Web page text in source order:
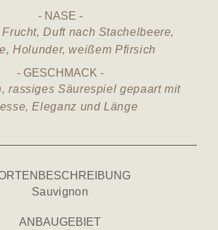
NASE
Duft nach Stachelbeere,
Holunder, weißem Pfirsich
GESCHMACK
rassiges Säurespiel gepaart mit
Eleganz und Länge
Sauvignon
ANBAUGEBIET